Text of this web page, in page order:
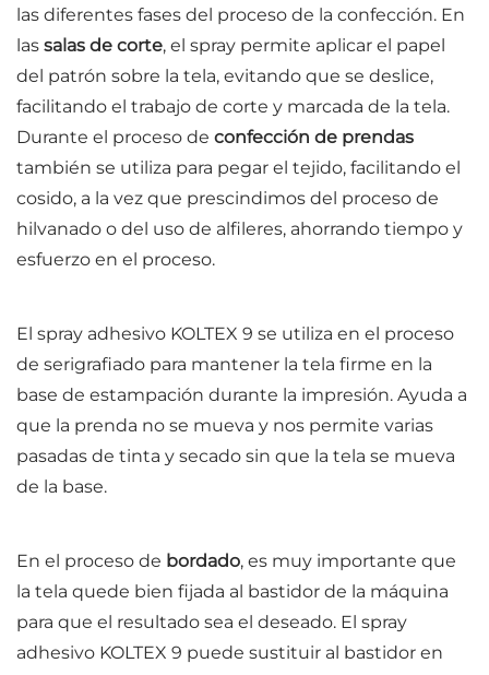
las diferentes fases del proceso de la confección. En
las salas de corte, el spray permite aplicar el papel
del patrón sobre la tela, evitando que se deslice,
facilitando el trabajo de corte y marcada de la tela.
Durante el proceso de confección de prendas
también se utiliza para pegar el tejido, facilitando el
cosido, a la vez que prescindimos del proceso de
hilvanado o del uso de alfileres, ahorrando tiempo y
esfuerzo en el proceso.
El spray adhesivo KOLTEX 9 se utiliza en el proceso
de serigrafiado para mantener la tela firme en la
base de estampación durante la impresión. Ayuda a
que la prenda no se mueva y nos permite varias
pasadas de tinta y secado sin que la tela se mueva
de la base.
En el proceso de bordado, es muy importante que
la tela quede bien fijada al bastidor de la máquina
para que el resultado sea el deseado. El spray
adhesivo KOLTEX 9 puede sustituir al bastidor en